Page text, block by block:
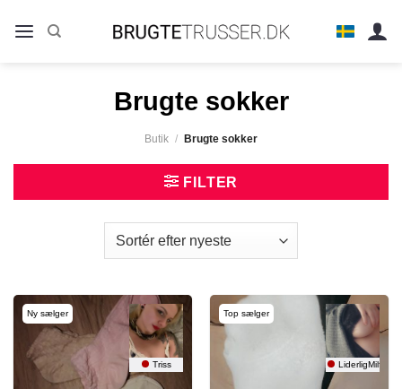
Brugte sokker
Butik / Brugte sokker
FILTER
Ny sælger
Triss
Top sælger
LiderligMilf